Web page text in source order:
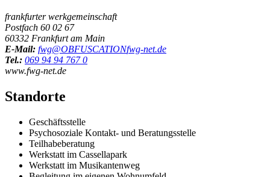
frankfurter werkgemeinschaft
Postfach 60 02 67
60332 Frankfurt am Main
E-Mail: fwg@OBFUSCATIONfwg-net.de
Tel.: 069 94 94 767 0
www.fwg-net.de
Standorte
Geschäftsstelle
Psychosoziale Kontakt- und Beratungsstelle
Teilhabeberatung
Werkstatt im Cassellapark
Werkstatt im Musikantenweg